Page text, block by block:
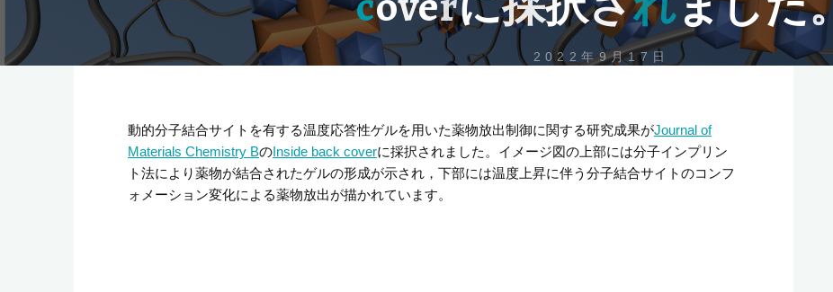
2022年9月17日
動的分子結合サイトを有する温度応答性ゲルを用いた薬物放出制御に関する研究成果がJournal of
Materials Chemistry BのInside back coverに採択されました。イメージ図の上部には分子インプリン
ト法により薬物が結合されたゲルの形成が示され，下部には温度上昇に伴う分子結合サイトのコンフ
ォメーション変化による薬物放出が描かれています。